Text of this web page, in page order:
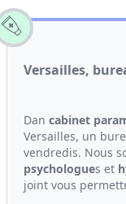
Versailles,
Dan cabinet
Versailles, un
vendredis. Nous
psychologues et
joint vous